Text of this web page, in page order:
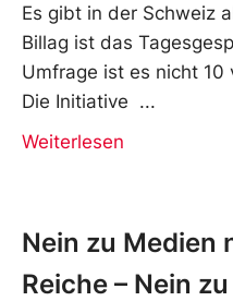
Es gibt in der Schweiz
Billag ist das
Umfrage ist es nicht 10
Die Initiative
Weiterlesen
Nein zu Medien
Reiche – Nein